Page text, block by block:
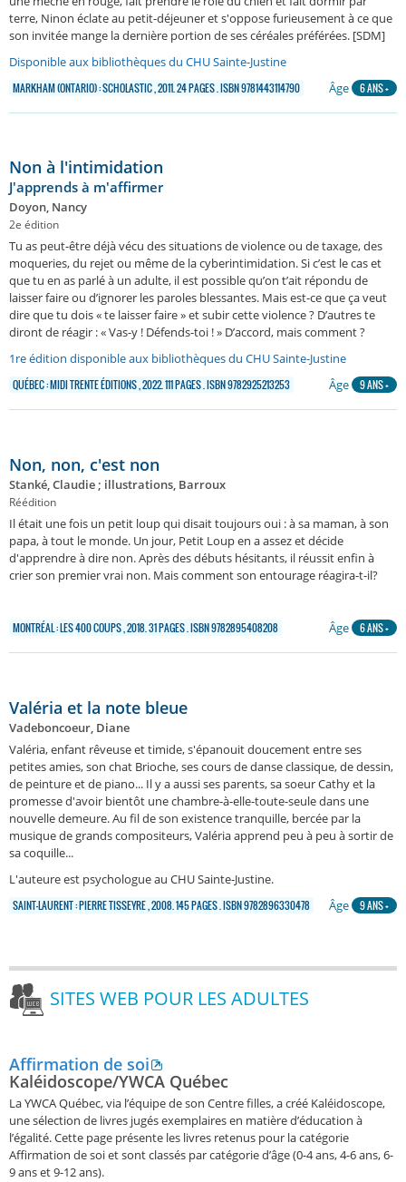
terre, Ninon éclate au petit-déjeuner et s'oppose furieusement à ce que
son invitée mange la dernière portion de ses céréales préférées. [SDM]
Disponible aux bibliothèques du CHU Sainte-Justine
MARKHAM (ONTARIO) : SCHOLASTIC , 2011. 24 PAGES . ISBN 9781443114790 Âge 6 ANS +
Non à l'intimidation
J'apprends à m'affirmer
Doyon, Nancy
2e édition
Tu as peut-être déjà vécu des situations de violence ou de taxage, des
moqueries, du rejet ou même de la cyberintimidation. Si c’est le cas et
que tu en as parlé à un adulte, il est possible qu’on t’ait répondu de
laisser faire ou d’ignorer les paroles blessantes. Mais est-ce que ça veut
dire que tu dois « te laisser faire » et subir cette violence ? D’autres te
diront de réagir : « Vas-y ! Défends-toi ! » D’accord, mais comment ?
1re édition disponible aux bibliothèques du CHU Sainte-Justine
QUÉBEC : MIDI TRENTE ÉDITIONS , 2022. 111 PAGES . ISBN 9782925213253 Âge 9 ANS +
Non, non, c'est non
Stanké, Claudie ; illustrations, Barroux
Réédition
Il était une fois un petit loup qui disait toujours oui : à sa maman, à son
papa, à tout le monde. Un jour, Petit Loup en a assez et décide
d'apprendre à dire non. Après des débuts hésitants, il réussit enfin à
crier son premier vrai non. Mais comment son entourage réagira-t-il?
MONTRÉAL : LES 400 COUPS , 2018. 31 PAGES . ISBN 9782895408208 Âge 6 ANS +
Valéria et la note bleue
Vadeboncoeur, Diane
Valéria, enfant rêveuse et timide, s'épanouit doucement entre ses
petites amies, son chat Brioche, ses cours de danse classique, de dessin,
de peinture et de piano... Il y a aussi ses parents, sa soeur Cathy et la
promesse d'avoir bientôt une chambre-à-elle-toute-seule dans une
nouvelle demeure. Au fil de son existence tranquille, bercée par la
musique de grands compositeurs, Valéria apprend peu à peu à sortir de
sa coquille...
L'auteure est psychologue au CHU Sainte-Justine.
SAINT-LAURENT : PIERRE TISSEYRE , 2008. 145 PAGES . ISBN 9782896330478 Âge 9 ANS +
SITES WEB POUR LES ADULTES
Affirmation de soi
Kaléidoscope/YWCA Québec
La YWCA Québec, via l’équipe de son Centre filles, a créé Kaléidoscope,
une sélection de livres jugés exemplaires en matière d’éducation à
l’égalité. Cette page présente les livres retenus pour la catégorie
Affirmation de soi et sont classés par catégorie d’âge (0-4 ans, 4-6 ans, 6-
9 ans et 9-12 ans).